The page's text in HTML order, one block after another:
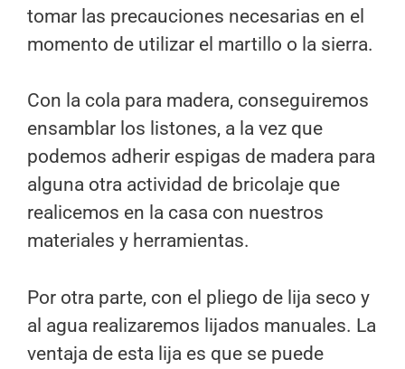
tomar las precauciones necesarias en el
momento de utilizar el martillo o la sierra.
Con la cola para madera, conseguiremos
ensamblar los listones, a la vez que
podemos adherir espigas de madera para
alguna otra actividad de bricolaje que
realicemos en la casa con nuestros
materiales y herramientas.
Por otra parte, con el pliego de lija seco y
al agua realizaremos lijados manuales. La
ventaja de esta lija es que se puede